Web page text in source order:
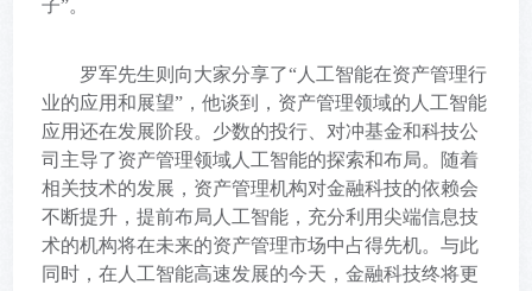
子”。
罗军先生则向大家分享了“人工智能在资产管理行
业的应用和展望”，他谈到，资产管理领域的人工智能
应用还在发展阶段。少数的投行、对冲基金和科技公
司主导了资产管理领域人工智能的探索和布局。随着
相关技术的发展，资产管理机构对金融科技的依赖会
不断提升，提前布局人工智能，充分利用尖端信息技
术的机构将在未来的资产管理市场中占得先机。与此
同时，在人工智能高速发展的今天，金融科技终将更